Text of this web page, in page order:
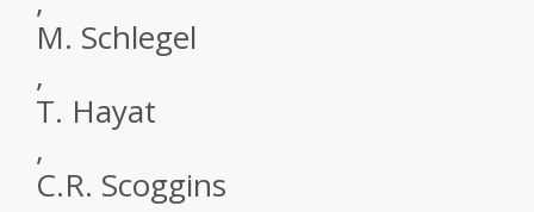
M. Schlegel
,
T. Hayat
,
C.R. Scoggins